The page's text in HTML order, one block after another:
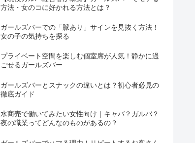
方法・女のコに好かれる方法とは？
ガールズバーでの「脈あり」サインを見抜く方法！
女の子の気持ちを探る
プライベート空間を楽しむ個室席が人気！静かに過
ごせるガールズバー
ガールズバーとスナックの違いとは？初心者必見の
徹底ガイド
水商売で働いてみたい女性向け｜キャバ？ガルバ？
夜の職業ってどんなのものがあるの？